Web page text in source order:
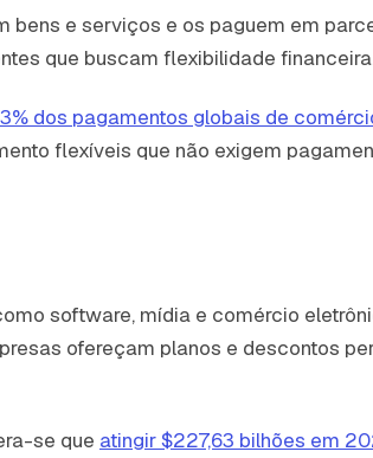
e serviços e os paguem em
que buscam flexibilidade
dos pagamentos globais de
flexíveis que não exigem
software, mídia e comércio
ofereçam planos e descontos
se que atingir $227,63 bilhões em